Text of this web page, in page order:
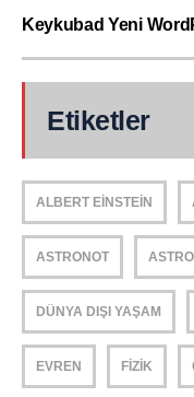
Keykubad Yeni
Etiketler
ALBERT EINSTEIN
ASTRONOT
DÜNYA DIŞI YAŞAM
EVREN FIZIK